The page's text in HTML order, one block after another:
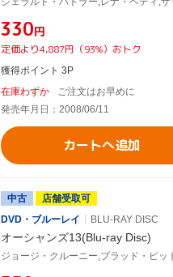
¥330円
定価より4,887円（93%）おトク
獲得ポイント 3P
在庫わずか
ご注文はお早めに
発売年月日：2008/06/11
カートへ追加
中古
店舗受取可
DVD・ブルーレイ
BLU-RAY DISC
オーシャンズ13(Blu-ray Disc)